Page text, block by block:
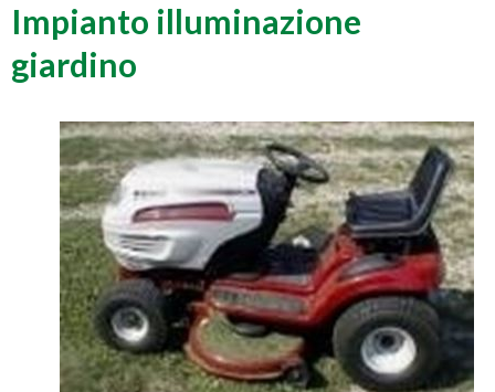
Impianto illuminazione
giardino